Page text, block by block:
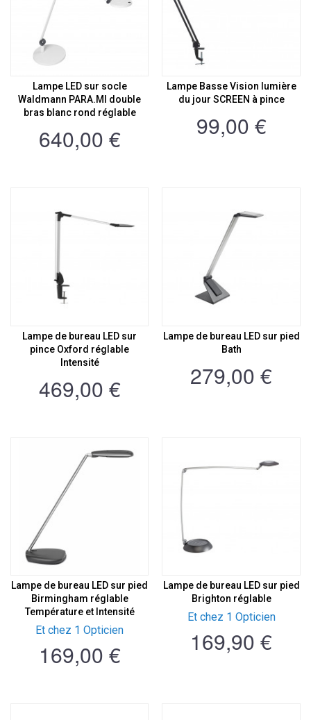
Lampe LED sur socle
Waldmann PARA.MI double
bras blanc rond réglable
640,00 €
Lampe Basse Vision lumière
du jour SCREEN à pince
99,00 €
Lampe de bureau LED sur
pince Oxford réglable
Intensité
469,00 €
Lampe de bureau LED sur pied
Bath
279,00 €
Lampe de bureau LED sur pied
Birmingham réglable
Température et Intensité
Et chez 1 Opticien
169,00 €
Lampe de bureau LED sur pied
Brighton réglable
Et chez 1 Opticien
169,90 €